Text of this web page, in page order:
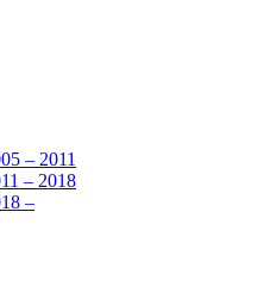
– 2011
– 2018
–